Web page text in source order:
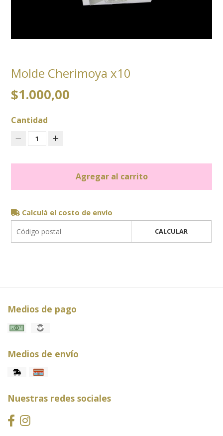
Molde Cherimoya x10
$1.000,00
Cantidad
1
Agregar al carrito
Calculá el costo de envío
CALCULAR
Medios de pago
Medios de envío
Nuestras redes sociales